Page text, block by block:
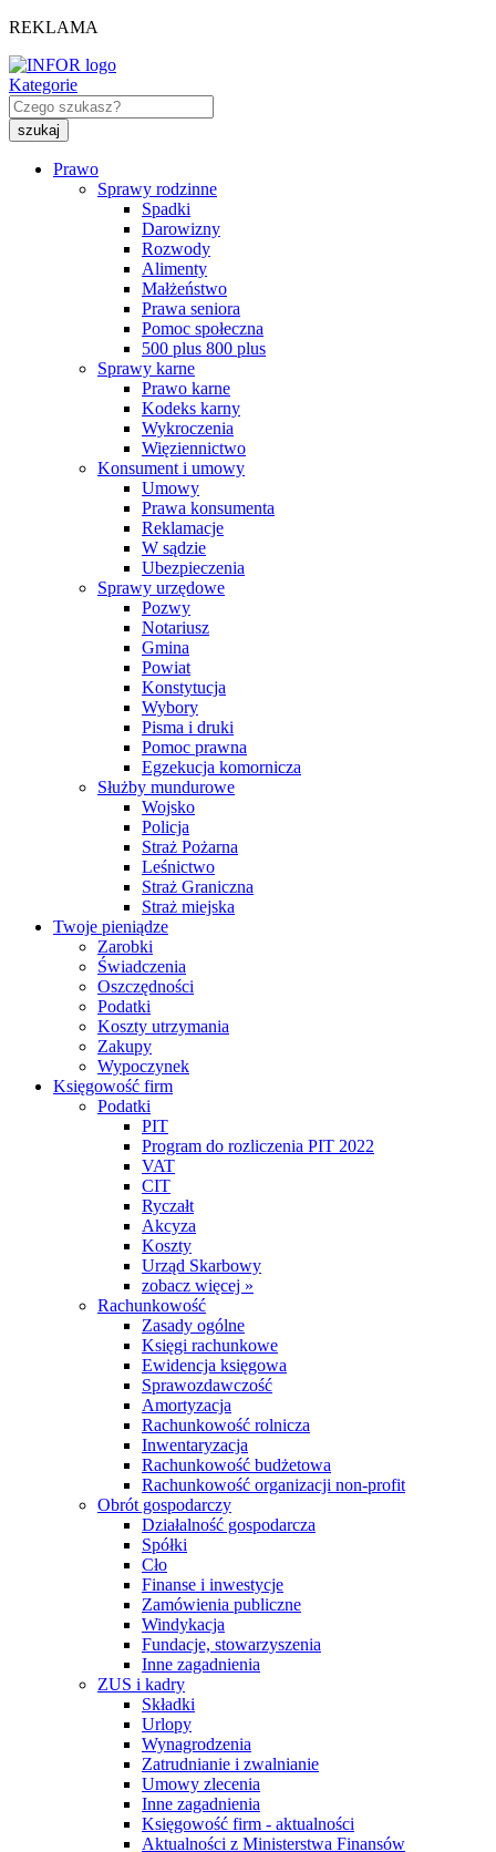
REKLAMA
Kategorie
Prawo
Sprawy rodzinne
Spadki
Darowizny
Rozwody
Alimenty
Małżeństwo
Prawa seniora
Pomoc społeczna
500 plus 800 plus
Sprawy karne
Prawo karne
Kodeks karny
Wykroczenia
Więziennictwo
Konsument i umowy
Umowy
Prawa konsumenta
Reklamacje
W sądzie
Ubezpieczenia
Sprawy urzędowe
Pozwy
Notariusz
Gmina
Powiat
Konstytucja
Wybory
Pisma i druki
Pomoc prawna
Egzekucja komornicza
Służby mundurowe
Wojsko
Policja
Straż Pożarna
Leśnictwo
Straż Graniczna
Straż miejska
Twoje pieniądze
Zarobki
Świadczenia
Oszczędności
Podatki
Koszty utrzymania
Zakupy
Wypoczynek
Księgowość firm
Podatki
PIT
Program do rozliczenia PIT 2022
VAT
CIT
Ryczałt
Akcyza
Koszty
Urząd Skarbowy
zobacz więcej »
Rachunkowość
Zasady ogólne
Księgi rachunkowe
Ewidencja księgowa
Sprawozdawczość
Amortyzacja
Rachunkowość rolnicza
Inwentaryzacja
Rachunkowość budżetowa
Rachunkowość organizacji non-profit
Obrót gospodarczy
Działalność gospodarcza
Spółki
Cło
Finanse i inwestycje
Zamówienia publiczne
Windykacja
Fundacje, stowarzyszenia
Inne zagadnienia
ZUS i kadry
Składki
Urlopy
Wynagrodzenia
Zatrudnianie i zwalnianie
Umowy zlecenia
Inne zagadnienia
Księgowość firm - aktualności
Aktualności z Ministerstwa Finansów